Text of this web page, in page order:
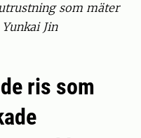
som mäter
Jin
ris som